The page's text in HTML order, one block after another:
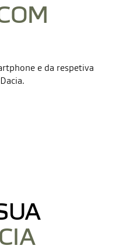
e da respetiva